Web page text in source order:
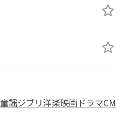
童謡ジブリ洋楽映画ドラマCM